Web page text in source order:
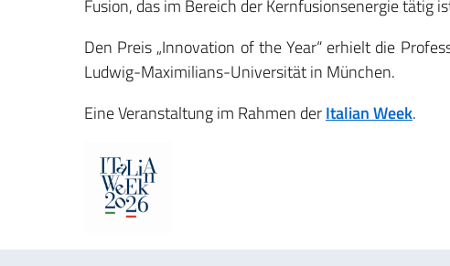
Fusion, das im Bereich der Kernfusionsenergie tätig
Den Preis „Innovation of the Year“ erhielt die
Ludwig-Maximilians-Universität in München.
Eine Veranstaltung im Rahmen derItalian Week.